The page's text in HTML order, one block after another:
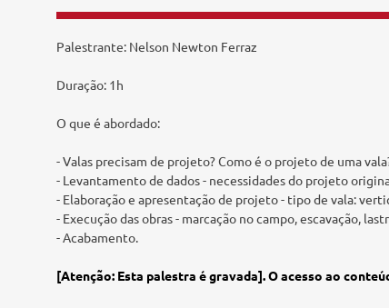
Tecnologia e Inovação
Palestrante: Nelson Newton Ferraz
Duração: 1h
O que é abordado:
- Valas precisam de projeto? Como é o projeto de uma
- Levantamento de dados - necessidades do projeto
- Elaboração e apresentação de projeto - tipo de vala:
- Execução das obras - marcação no campo, escavação,
- Acabamento.
[Atenção: Esta palestra é gravada]. O acesso ao